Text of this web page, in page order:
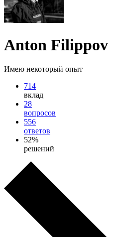
Anton Filippov
Имею некоторый опыт
714
вклад
28
вопросов
556
ответов
52%
решений